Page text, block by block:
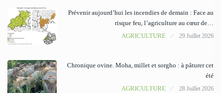
Prévenir aujourd’hui les incendies de demain : Face au
risque feu, l’agriculture au cœur de…
AGRICULTURE
29 Juillet 2026
Chronique ovine. Moha, millet et sorgho : à pâturer cet
été
AGRICULTURE
28 Juillet 2026